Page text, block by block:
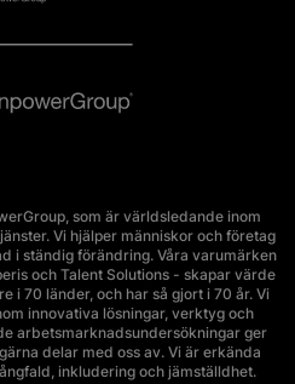
som är världsledande inom
Vi hjälper människor och företag
i ständig förändring. Våra varumärken
och Talent Solutions - skapar värde
i 70 länder, och har så gjort i 70 år. Vi
innovativa lösningar, verktyg och
arbetsmarknadsundersökningar ger
delar med oss av. Vi är erkända
inkludering och jämställdhet.